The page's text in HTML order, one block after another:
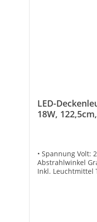
LED-
18W,
• Spannung Volt:
Abstrahlwinkel
Inkl. Leuchtmittel